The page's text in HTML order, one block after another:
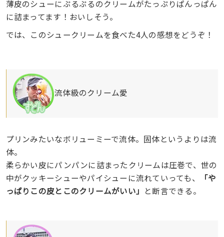
薄皮のシューにぷるぷるのクリームがたっぷりぱんっぱん
に詰まってます！おいしそう。
では、このシュークリームを食べた4人の感想をどうぞ！
流体級のクリーム愛
プリンみたいなボリューミーで流体。固体というよりは流
体。
柔らかい皮にパンパンに詰まったクリームは圧巻で、世の
中がクッキーシューやパイシューに流れていっても、
「や
っぱりこの皮とこのクリームがいい」 と断言できる。